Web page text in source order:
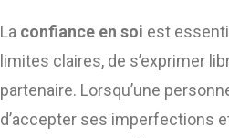
La confiance en soi est
limites claires, de s’exprimer
partenaire. Lorsqu’une
d’accepter ses imperfections